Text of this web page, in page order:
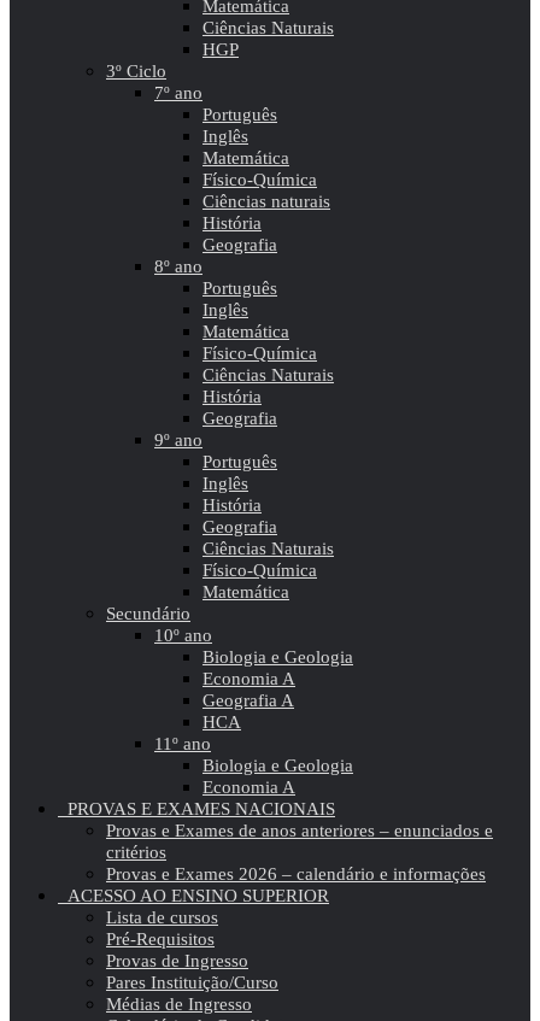
Matemática
Ciências Naturais
HGP
3º Ciclo
7º ano
Português
Inglês
Matemática
Físico-Química
Ciências naturais
História
Geografia
8º ano
Português
Inglês
Matemática
Físico-Química
Ciências Naturais
História
Geografia
9º ano
Português
Inglês
História
Geografia
Ciências Naturais
Físico-Química
Matemática
Secundário
10º ano
Biologia e Geologia
Economia A
Geografia A
HCA
11º ano
Biologia e Geologia
Economia A
PROVAS E EXAMES NACIONAIS
Provas e Exames de anos anteriores – enunciados e
critérios
Provas e Exames 2026 – calendário e informações
ACESSO AO ENSINO SUPERIOR
Lista de cursos
Pré-Requisitos
Provas de Ingresso
Pares Instituição/Curso
Médias de Ingresso